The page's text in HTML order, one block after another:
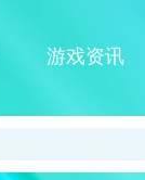
游戏资讯